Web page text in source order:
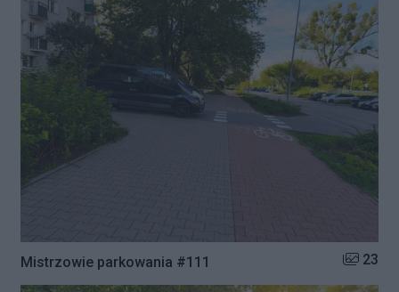
Mistrzowie parkowania #111 Liczba
23